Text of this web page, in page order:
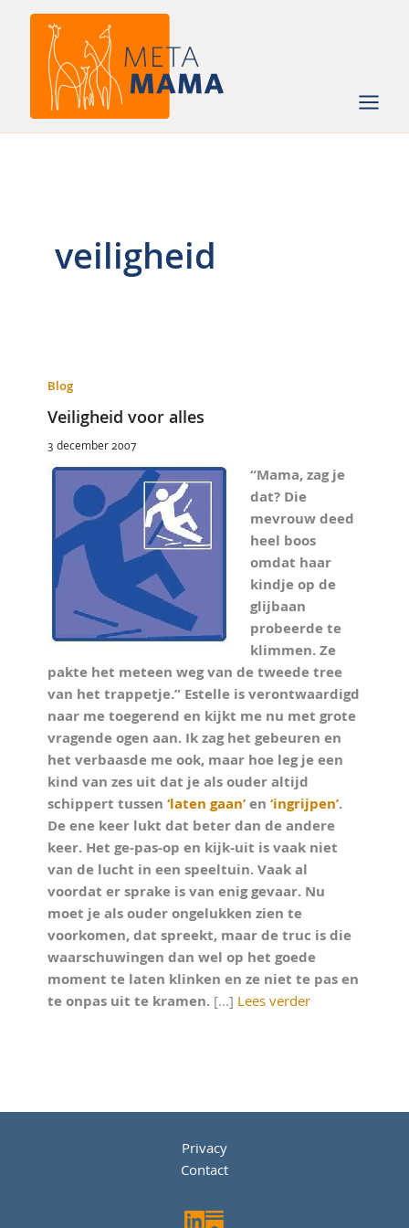
veiligheid
Blog
Veiligheid voor alles
3 december 2007
“Mama, zag je
dat? Die
mevrouw deed
heel boos
omdat haar
kindje op de
glijbaan
probeerde te
klimmen. Ze
pakte het meteen weg van de tweede tree
van het trappetje.” Estelle is verontwaardigd
naar me toegerend en kijkt me nu met grote
vragende ogen aan. Ik zag het gebeuren en
het verbaasde me ook, maar hoe leg je een
kind van zes uit dat je als ouder altijd
schippert tussen‘laten gaan’ en‘ingrijpen’.
De ene keer lukt dat beter dan de andere
keer. Het ge-pas-op en kijk-uit is vaak niet
van de lucht in een speeltuin. Vaak al
voordat er sprake is van enig gevaar. Nu
moet je als ouder ongelukken zien te
voorkomen, dat spreekt, maar de truc is die
waarschuwingen dan wel op het goede
moment te laten klinken en ze niet te pas en
te onpas uit te kramen. [...] Lees verder
Privacy
Contact